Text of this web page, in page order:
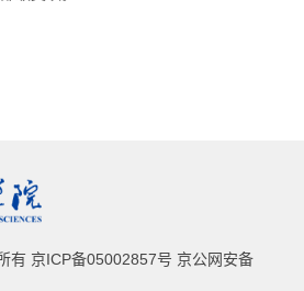
有 京ICP备05002857号 京公网安备